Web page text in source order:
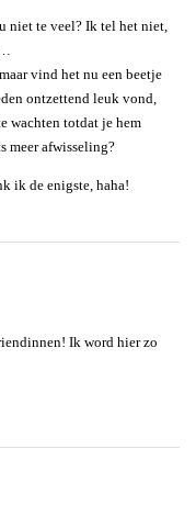
niet te veel? Ik tel het niet,
vind het nu een beetje
ontzettend leuk vond,
wachten totdat je hem
meer afwisseling?
ik de enigste, haha!
Ik word hier zo